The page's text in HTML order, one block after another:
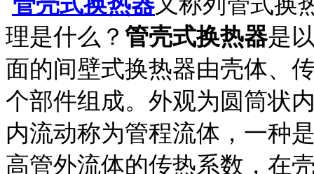
理是什么？ 管壳式换热器是
面的间壁式换热器由壳体、
个部件组成。外观为圆筒状
内流动称为管程流体，一种
高管外流体的传热系数，在